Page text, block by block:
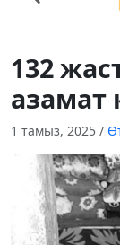
132
азамат
1 тамыз, 2025 /